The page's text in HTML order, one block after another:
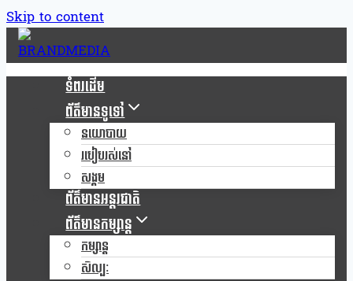
Skip to content
ទំពរដើម
ព័ត៌មានទូទៅ
នយោបាយ
របៀបរស់នៅ
សង្គម
ព័ត៌មានអន្តរជាតិ
ព័ត៌មានកម្សាន្ត
កម្សាន្ត
សិល្បៈ